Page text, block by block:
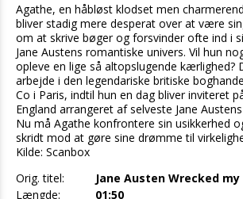
Agathe, en håbløst klodset men
bliver stadig mere desperat over at være
om at skrive bøger og forsvinder ofte ind i
Jane Austens romantiske univers. Vil hun
opleve en lige så altopslugende kærlighed?
arbejde i den legendariske britiske
Co i Paris, indtil hun en dag bliver inviteret
England arrangeret af selveste Jane
Nu må Agathe konfrontere sin usikkerhed
skridt mod at gøre sine drømme til
Kilde: Scanbox
Orig. titel:
Jane Austen Wrecked
Længde:
01:50